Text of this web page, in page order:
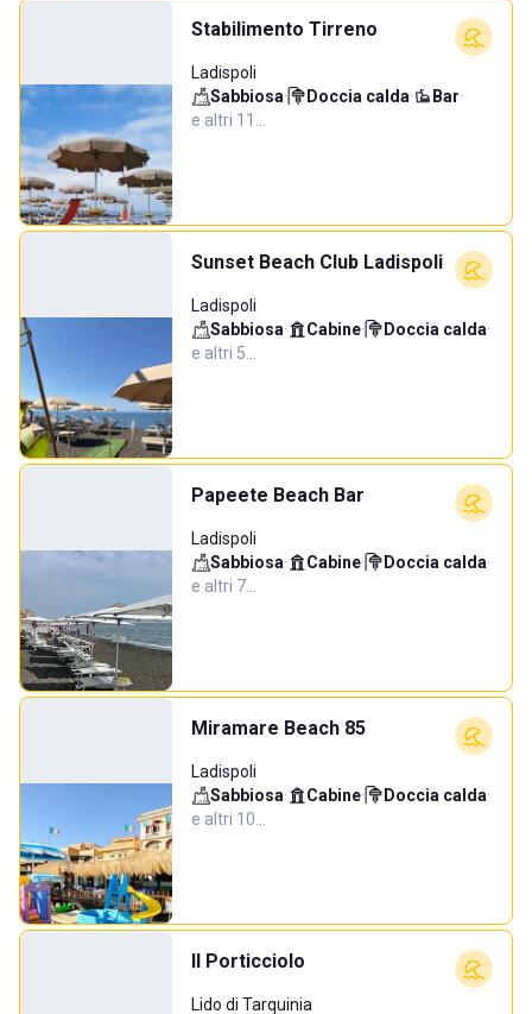
Stabilimento Tirreno
Ladispoli
Sabbiosa· Doccia calda· Bar·
e altri 11…
Sunset Beach Club Ladispoli
Ladispoli
Sabbiosa· Cabine· Doccia calda·
e altri 5…
Papeete Beach Bar
Ladispoli
Sabbiosa· Cabine· Doccia calda·
e altri 7…
Miramare Beach 85
Ladispoli
Sabbiosa· Cabine· Doccia calda·
e altri 10…
Il Porticciolo
Lido di Tarquinia